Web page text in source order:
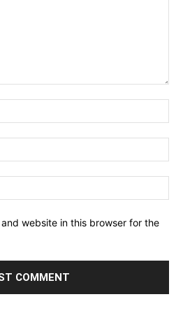
website in this browser for the